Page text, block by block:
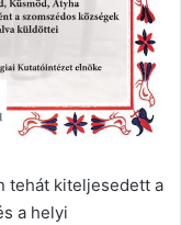
tehát kiteljesedett a
a helyi